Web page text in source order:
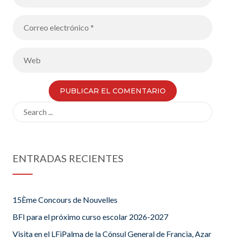
ENTRADAS RECIENTES
15Ème Concours de Nouvelles
BFI para el próximo curso escolar 2026-2027
Visita en el LFiPalma de la Cónsul General de Francia, Azar